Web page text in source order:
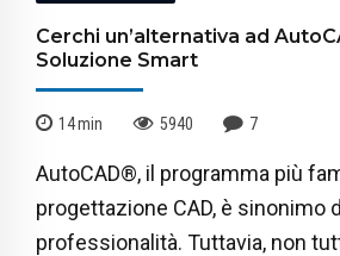
Cerchi un’alternativa ad
Soluzione Smart
14min 5940 7
AutoCAD®, il programma più
progettazione CAD, è sinonimo
professionalità. Tuttavia, non